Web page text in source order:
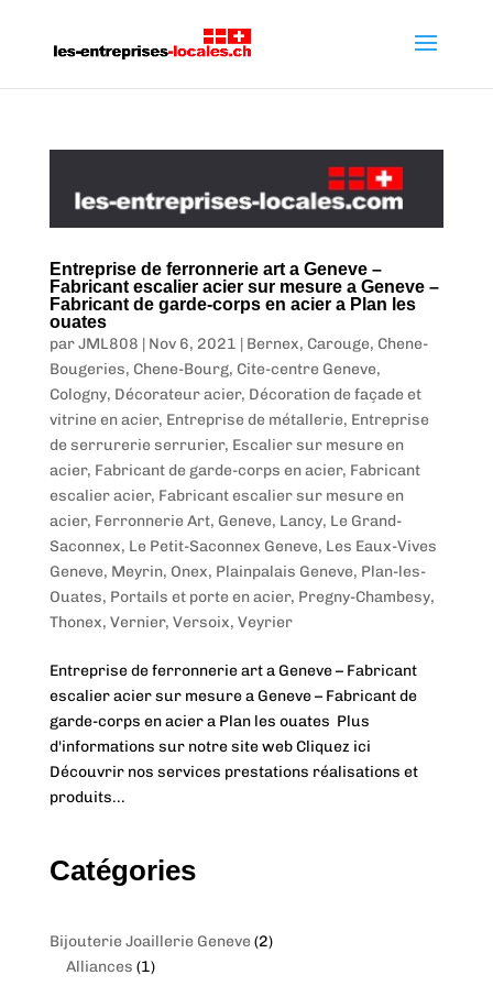
Entreprise de ferronnerie art a Geneve –
Fabricant escalier acier sur mesure a Geneve –
Fabricant de garde-corps en acier a Plan les
ouates
parJML808 | Nov 6, 2021 | Bernex, Carouge, Chene-
Bougeries, Chene-Bourg, Cite-centre Geneve,
Cologny, Décorateur acier, Décoration de façade et
vitrine en acier, Entreprise de métallerie, Entreprise
de serrurerie serrurier, Escalier sur mesure en
acier, Fabricant de garde-corps en acier, Fabricant
escalier acier, Fabricant escalier sur mesure en
acier, Ferronnerie Art, Geneve, Lancy, Le Grand-
Saconnex, Le Petit-Saconnex Geneve, Les Eaux-Vives
Geneve, Meyrin, Onex, Plainpalais Geneve, Plan-les-
Ouates, Portails et porte en acier, Pregny-Chambesy,
Thonex, Vernier, Versoix, Veyrier
Entreprise de ferronnerie art a Geneve – Fabricant
escalier acier sur mesure a Geneve – Fabricant de
garde-corps en acier a Plan les ouates Plus
d'informations sur notre site web Cliquez ici
Découvrir nos services prestations réalisations et
produits...
Catégories
Bijouterie Joaillerie Geneve 22
Alliances 11